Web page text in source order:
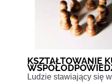
KSZTAŁTOWANIE
Ludzie stawiający się